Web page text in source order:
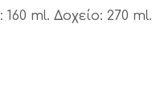
ml. Δοχείο: 270 ml.